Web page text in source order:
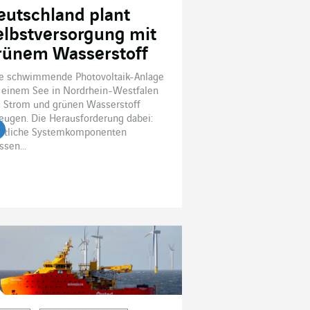
plant
mit
Wasserstoff
schwimmende Photovoltaik-Anlage
einem See in Nordrhein-Westfalen
Strom und grünen Wasserstoff
Die Herausforderung dabei:
Systemkomponenten
lesen